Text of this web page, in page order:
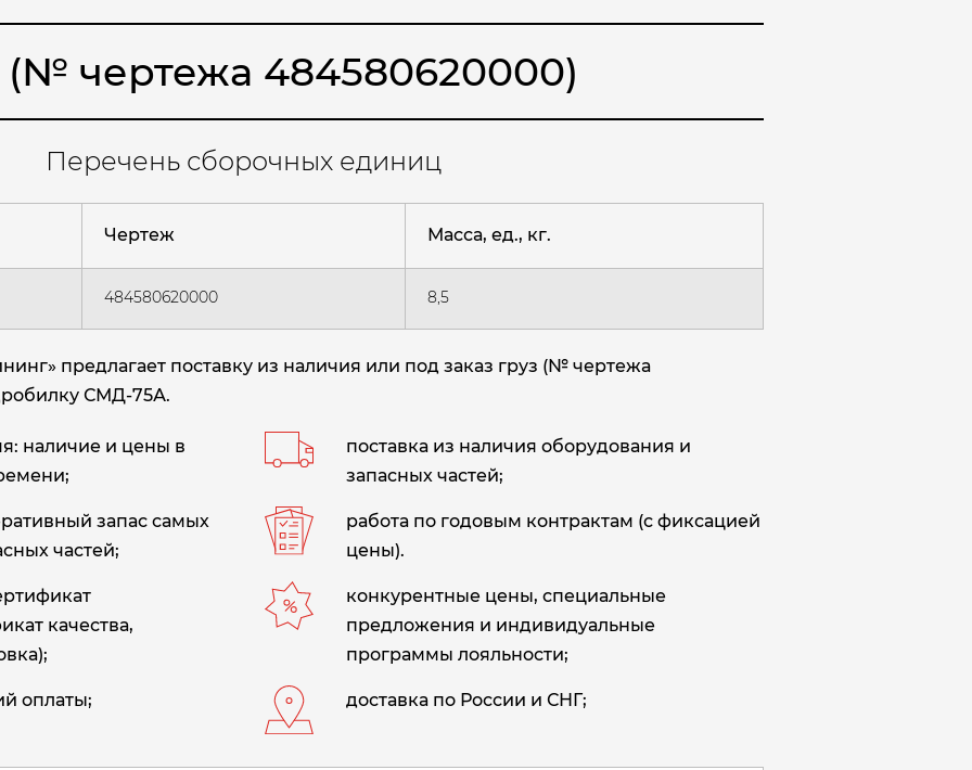
(№ чертежа 484580620000)
Перечень сборочных единиц
Чертеж Масса, ед., кг.
484580620000 8,5
предлагает поставку из наличия или под заказ груз (№ чертежа
СМД-75А.
наличие и цены в
поставка из наличия оборудования и
запасных частей;
запас самых
частей;
работа по годовым контрактам (с фиксацией
цены).
качества,
конкурентные цены, специальные
предложения и индивидуальные
программы лояльности;
оплаты; доставка по России и СНГ;